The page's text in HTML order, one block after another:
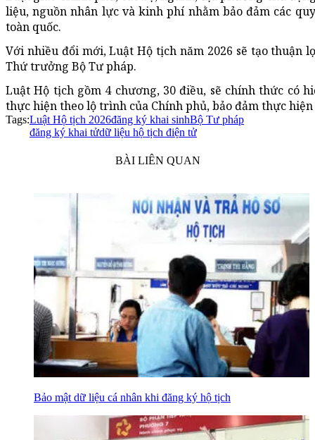
liệu, nguồn nhân lực và kinh phí nhằm bảo đảm các
toàn quốc.
Với nhiều đổi mới, Luật Hộ tịch năm 2026 sẽ tạo thuận
Thứ trưởng Bộ Tư pháp.
Luật Hộ tịch gồm 4 chương, 30 điều, sẽ chính thức có
thực hiện theo lộ trình của Chính phủ, bảo đảm thực
Tags:Luật Hộ tịch 2026đăng ký khai sinhBộ Tư pháp
đăng ký khai tửdữ liệu hộ tịch điện tử
BÀI LIÊN QUAN
Bảo mật dữ liệu cá nhân khi đăng ký hộ tịch